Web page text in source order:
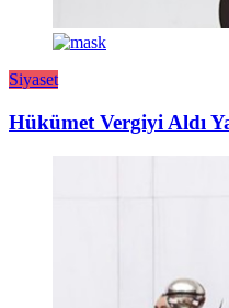
Siyaset
Hükümet Vergiyi Aldı